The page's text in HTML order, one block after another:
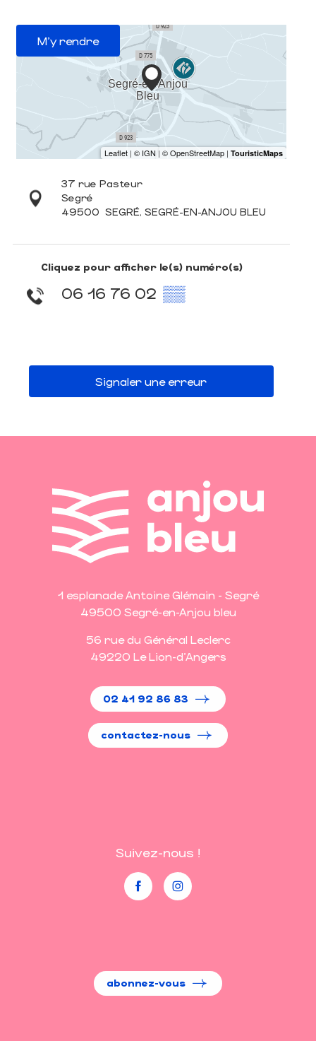
M'y rendre
37 rue Pasteur
Segré
49500 SEGRÉ, SEGRÉ-EN-ANJOU BLEU
Cliquez pour afficher le(s) numéro(s)
06 16 76 02 ▒▒
Signaler une erreur
1 esplanade Antoine Glémain - Segré
49500 Segré-en-Anjou bleu
56 rue du Général Leclerc
49220 Le Lion-d'Angers
02 41 92 86 83
contactez-nous
Suivez-nous !
abonnez-vous